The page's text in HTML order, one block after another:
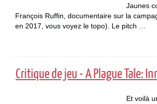
Jaunes
François Ruffin, documentaire sur la
en 2017, vous voyez le topo). Le pitch …
Critique de jeu - A Plague Tale:
Et voilà